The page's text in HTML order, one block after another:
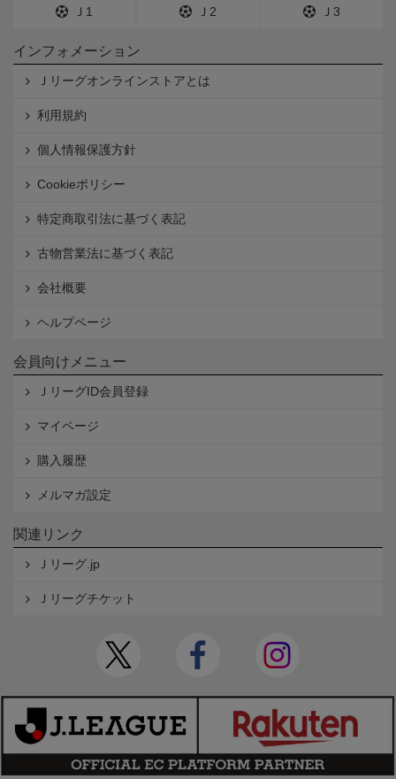
Ｊ1 Ｊ2 Ｊ3
インフォメーション
Ｊリーグオンラインストアとは
利用規約
個人情報保護方針
Cookieポリシー
特定商取引法に基づく表記
古物営業法に基づく表記
会社概要
ヘルプページ
会員向けメニュー
ＪリーグID会員登録
マイページ
購入履歴
メルマガ設定
関連リンク
Ｊリーグ.jp
Ｊリーグチケット